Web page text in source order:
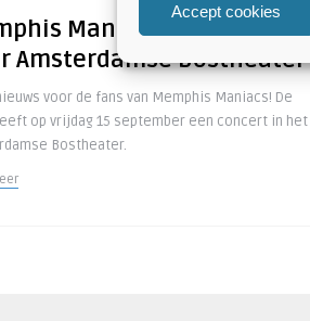
Accept cookies
Maniacs voor concert
Amsterdamse Bostheater
voor de fans van Memphis Maniacs! De
op vrijdag 15 september een concert in het
Bostheater.